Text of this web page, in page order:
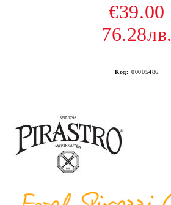
€39.00
76.28лв.
Код: 00005486